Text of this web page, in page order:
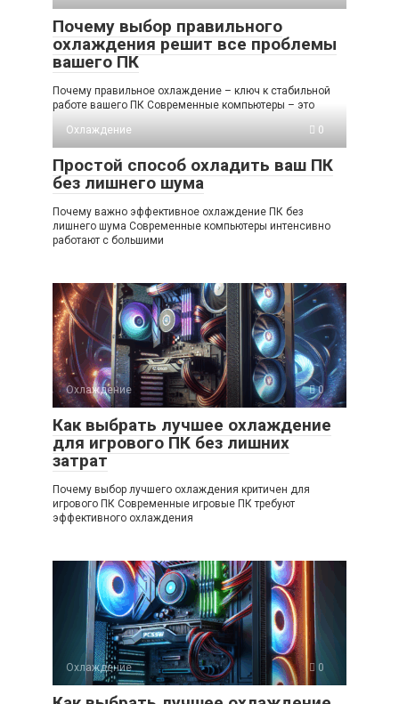
Почему выбор правильного
охлаждения решит все проблемы
вашего ПК
Почему правильное охлаждение – ключ к стабильной
работе вашего ПК Современные компьютеры – это
Охлаждение
0
Простой способ охладить ваш ПК
без лишнего шума
Почему важно эффективное охлаждение ПК без
лишнего шума Современные компьютеры интенсивно
работают с большими
Охлаждение 0
Как выбрать лучшее охлаждение
для игрового ПК без лишних
затрат
Почему выбор лучшего охлаждения критичен для
игрового ПК Современные игровые ПК требуют
эффективного охлаждения
Охлаждение 0